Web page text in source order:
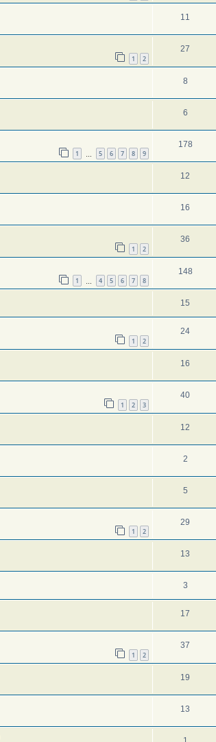
11
1 2
27
8
6
1 5 6 7 8 9
178
12
16
1 2
36
1 4 5 6 7 8
148
15
1 2
24
16
1 2 3
40
12
2
5
1 2
29
13
3
17
1 2
37
19
13